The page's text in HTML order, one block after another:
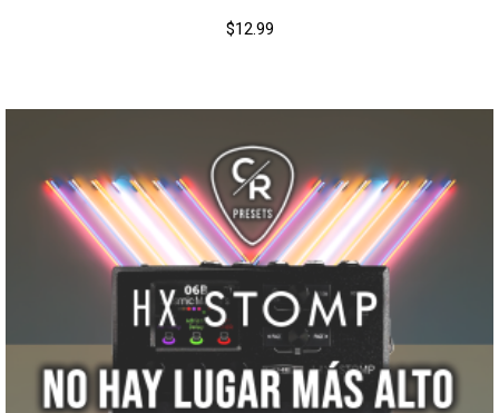
$12.99